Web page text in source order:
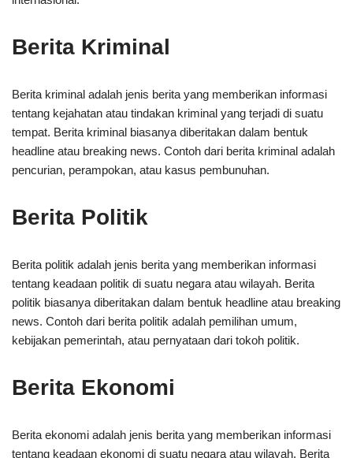
Berita Kriminal
Berita kriminal adalah jenis berita yang memberikan informasi
tentang kejahatan atau tindakan kriminal yang terjadi di suatu
tempat. Berita kriminal biasanya diberitakan dalam bentuk
headline atau breaking news. Contoh dari berita kriminal adalah
pencurian, perampokan, atau kasus pembunuhan.
Berita Politik
Berita politik adalah jenis berita yang memberikan informasi
tentang keadaan politik di suatu negara atau wilayah. Berita
politik biasanya diberitakan dalam bentuk headline atau breaking
news. Contoh dari berita politik adalah pemilihan umum,
kebijakan pemerintah, atau pernyataan dari tokoh politik.
Berita Ekonomi
Berita ekonomi adalah jenis berita yang memberikan informasi
tentang keadaan ekonomi di suatu negara atau wilayah. Berita